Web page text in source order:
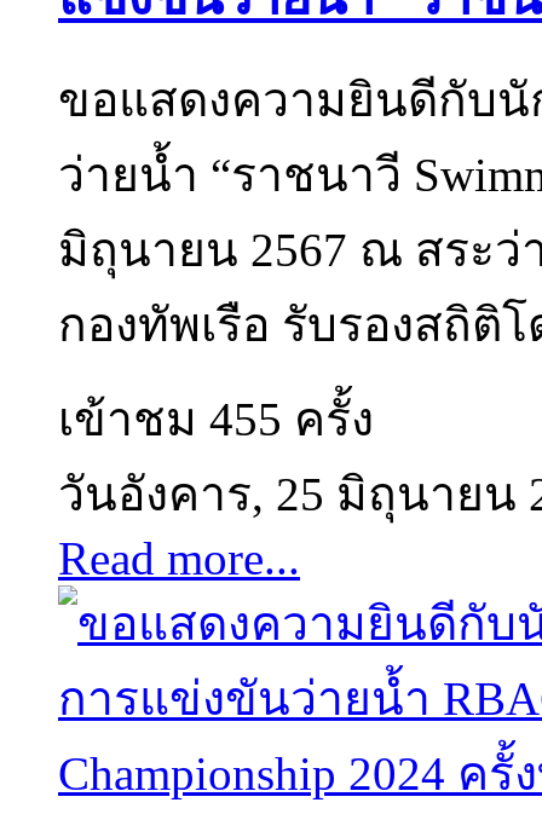
ขอแสดงความยินดีกับนั
ว่ายน้ำ “ราชนาวี
มิถุนายน 2567 ณ สระ
กองทัพเรือ รับรองสถิติ
เข้าชม 455 ครั้ง
วันอังคาร, 25 มิถุนายน
Read more...